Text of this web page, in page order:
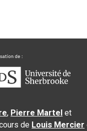
, Pierre Martel et
de Louis Mercier